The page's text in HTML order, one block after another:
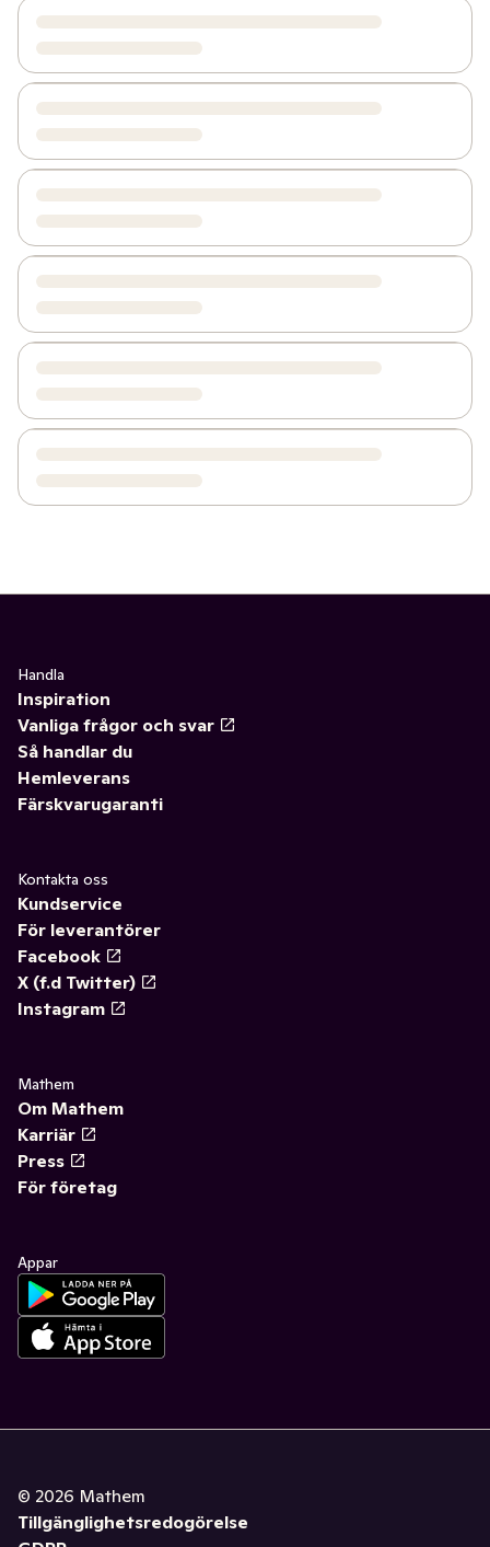
Handla
Inspiration
Vanliga frågor och svar
Så handlar du
Hemleverans
Färskvarugaranti
Kontakta oss
Kundservice
För leverantörer
Facebook
X (f.d Twitter)
Instagram
Mathem
Om Mathem
Karriär
Press
För företag
Appar
© 2026 Mathem
Tillgänglighetsredogörelse